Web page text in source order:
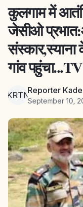
कुलगाम में
जेसीओ
संस्कार,स्याना
गांव
RKRTNतReporter
September 10,